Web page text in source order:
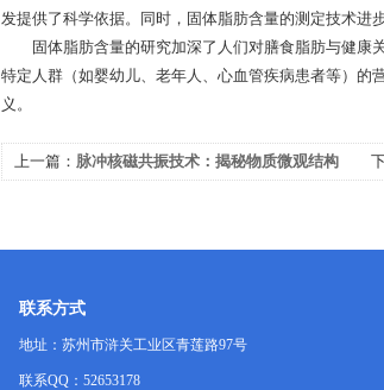
发提供了科学依据。同时，固体脂肪含量的测定技术进
固体脂肪含量的研究加深了人们对膳食脂肪与健康
特定人群（如婴幼儿、老年人、心血管疾病患者等）的
义。
上一篇： 脉冲核磁共振技术：揭秘物质微观结构
联系方式
地址：苏州市浒关工业区青莲路97号
联系QQ：52653178